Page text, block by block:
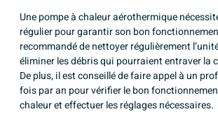
Une pompe à chaleur aérothermique
régulier pour garantir son bon
recommandé de nettoyer régulièrement
éliminer les débris qui pourraient entraver la
De plus, il est conseillé de faire appel à un
fois par an pour vérifier le bon
chaleur et effectuer les réglages nécessaires.